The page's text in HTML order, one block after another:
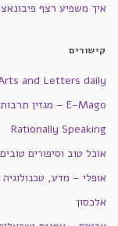
איך משפיע רצף
קישורים
and Letters daily
E-Mago – מגזין תרבות ותוכן
Rationally Speaking
אוכל טוב וסיפורים
אופלי – מדע, טכנולוגיה
אלכסון